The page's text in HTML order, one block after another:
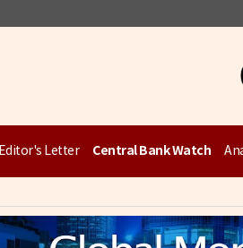
Editor's Letter Central Bank Watch